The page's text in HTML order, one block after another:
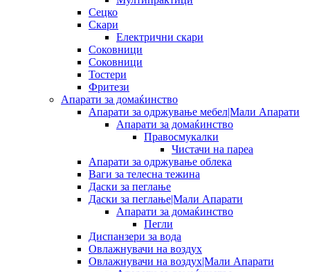
Сецко
Скари
Електрични скари
Соковници
Соковници
Тостери
Фритези
Апарати за домаќинство
Апарати за одржување мебел|Мали Апарати
Апарати за домаќинство
Правосмукалки
Чистачи на пареа
Апарати за одржување облека
Ваги за телесна тежина
Даски за пеглање
Даски за пеглање|Мали Апарати
Апарати за домаќинство
Пегли
Диспанзери за вода
Овлажнувачи на воздух
Овлажнувачи на воздух|Мали Апарати